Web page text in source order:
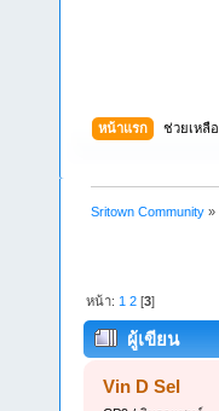
หน้าแรก ช่วยเหลือ
Sritown Community »
หน้า: 1 2 [3]
ผู้เขียน
Vin D Sel